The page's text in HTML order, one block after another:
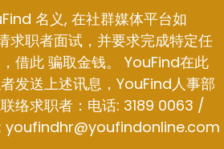
名义, 在社群媒体平台如
职者面试，并要求完成特定任
借此 骗取金钱。 YouFind在此
发送上述讯息，YouFind人事部
络求职者：电话: 3189 0063 /
youfindhr@youfindonline.com